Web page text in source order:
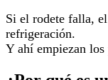
Si el rodete falla,
refrigeración.
Y ahí empiezan los